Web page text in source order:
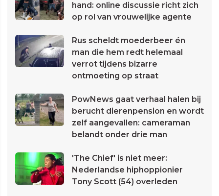
hand: online discussie richt zich
op rol van vrouwelijke agente
Rus scheldt moederbeer én
man die hem redt helemaal
verrot tijdens bizarre
ontmoeting op straat
PowNews gaat verhaal halen bij
berucht dierenpension en wordt
zelf aangevallen: cameraman
belandt onder drie man
'The Chief' is niet meer:
Nederlandse hiphoppionier
Tony Scott (54) overleden